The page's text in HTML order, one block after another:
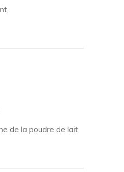
de la poudre de lait